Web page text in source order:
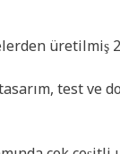
üretilmiş
test ve